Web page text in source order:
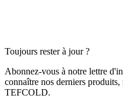
Toujours rester à jour ?
Abonnez-vous à notre lettre
connaître nos derniers
TEFCOLD.